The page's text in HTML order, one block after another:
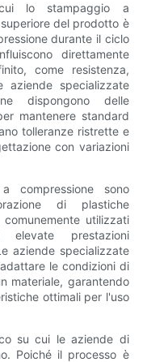
lo stampaggio a
del prodotto è
durante il ciclo
direttamente
come resistenza,
aziende specializzate
dispongono delle
mantenere standard
tolleranze ristrette e
con variazioni
compressione sono
di plastiche
utilizzati
prestazioni
aziende specializzate
le condizioni di
materiale, garantendo
ottimali per l'uso
su cui le aziende di
Poiché il processo è